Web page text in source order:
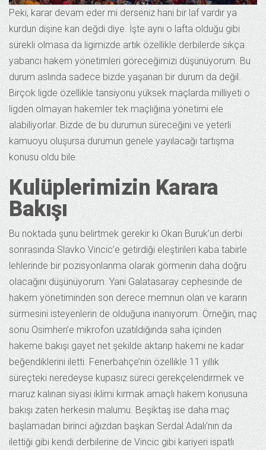
Peki, karar devam eder mi derseniz hani bir laf vardır ya
kurdun dişine kan değdi diye. İşte aynı o lafta olduğu gibi
sürekli olmasa da ligimizde artık özellikle derbilerde sıkça
yabancı hakem yönetimleri göreceğimizi düşünüyorum. Bu
durum aslında sadece bizde yaşanan bir durum da değil.
Birçok ligde özellikle tansiyonu yüksek maçlarda milliyeti o
ligden olmayan hakemler tek maçlığına yönetimi ele
alabiliyorlar. Bizde de bu durumun süreceğini ve yeterli
kamuoyu oluşursa durumun genele yayılacağı tartışma
konusu oldu bile.
Kulüplerimizin Karara
Bakışı
Bu noktada şunu belirtmek gerekir ki Okan Buruk’un derbi
sonrasında Slavko Vincic’e getirdiği eleştirileri kaba tabirle
lehlerinde bir pozisyonlanma olarak görmenin daha doğru
olacağını düşünüyorum. Yani Galatasaray cephesinde de
hakem yönetiminden son derece memnun olan ve kararın
sürmesini isteyenlerin de olduğuna inanıyorum. Örneğin, maç
sonu Osimhen’e mikrofon uzatıldığında saha içinden
hakeme bakışı gayet net şekilde aktarıp hakemi ne kadar
beğendiklerini iletti. Fenerbahçe’nin özellikle 11 yıllık
süreçteki neredeyse kupasız süreci gerekçelendirmek ve
maruz kalınan siyasi iklimi kırmak amaçlı hakem konusuna
bakışı zaten herkesin malumu. Beşiktaş ise daha maç
başlamadan birinci ağızdan başkan Serdal Adalı’nın da
ilettiği gibi kendi derbilerine de Vincic gibi kariyeri ispatlı